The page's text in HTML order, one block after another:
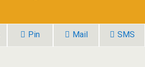
Pin Mail SMS